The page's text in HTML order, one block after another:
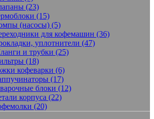
(23)
(15)
(насосы) (5)
для кофемашин (36)
уплотнители (47)
и трубки (25)
(18)
кофеварки (6)
(17)
блоки (12)
корпуса (22)
(20)